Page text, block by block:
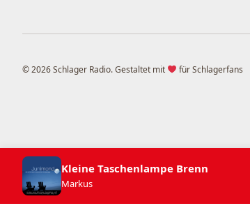
© 2026 Schlager Radio. Gestaltet mit für Schlagerfans
Kleine Taschenlampe Brenn
Markus